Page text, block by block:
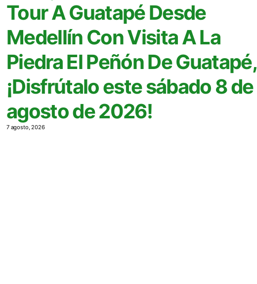
Tour A Guatapé Desde
Medellín Con Visita A La
Piedra El Peñón De Guatapé,
¡Disfrútalo este sábado 8 de
agosto de 2026!
7 agosto, 2026